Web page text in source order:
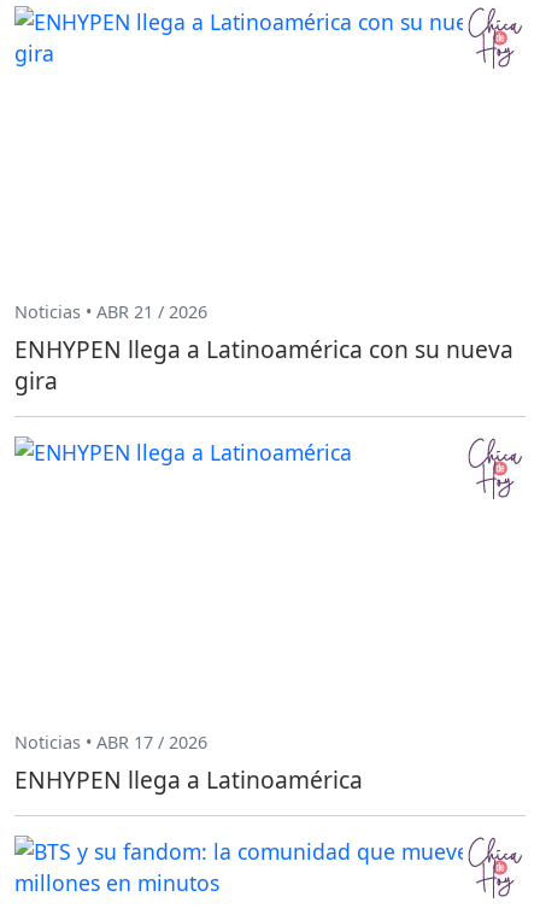
Noticias • ABR 21 / 2026
ENHYPEN llega a Latinoamérica con su nueva
gira
Noticias • ABR 17 / 2026
ENHYPEN llega a Latinoamérica